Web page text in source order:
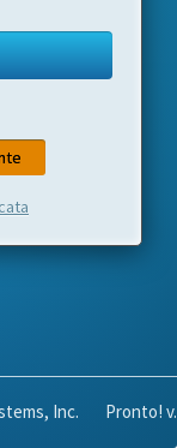
Inc. Pronto! v.